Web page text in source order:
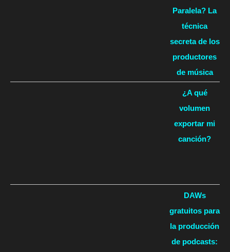
Paralela? La
técnica
secreta de los
productores
de música
¿A qué
volumen
exportar mi
canción?
DAWs
gratuitos para
la producción
de podcasts: